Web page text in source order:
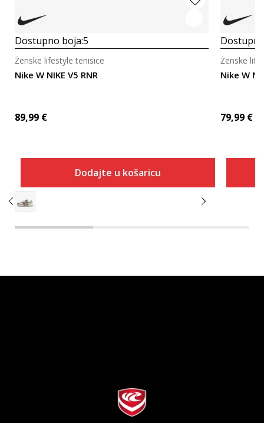
Dostupno boja:5
Nike W NIKE V5 RNR
Ženske lifestyle tenisice
89,99 €
Dodajte u košaricu
Nike W
Ženske
79,99 €